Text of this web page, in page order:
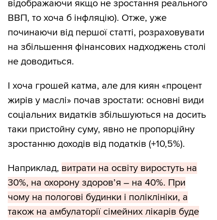
відображаючи якщо не зростання реального
ВВП, то хоча б інфляцію). Отже, уже
починаючи від першої статті, розраховувати
на збільшення фінансових надходжень столі
не доводиться.
І хоча грошей катма, але для киян «процент
жирів у маслі» почав зростати: основні види
соціальних видатків збільшуються на досить
таки пристойну суму, явно не пропорційну
зростанню доходів від податків (+10,5%).
Наприклад, витрати на освіту виростуть на
30%, на охорону здоров’я – на 40%. При
чому на пологові будинки і поліклініки, а
також на амбулаторії сімейних лікарів буде